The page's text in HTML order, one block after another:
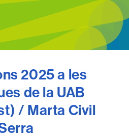
2025 a les
de la UAB
/ Marta Civil